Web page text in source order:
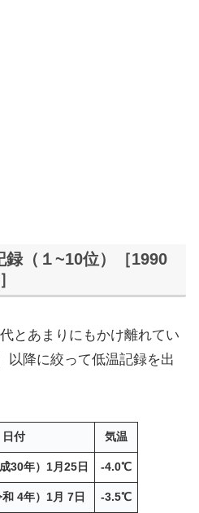
（１~10位）［1990
とあまりにもかけ離れてい
以降に絞って低温記録を出
日付 気温
30年）1月25日 -4.0℃
4年）1月 7日 -3.5℃